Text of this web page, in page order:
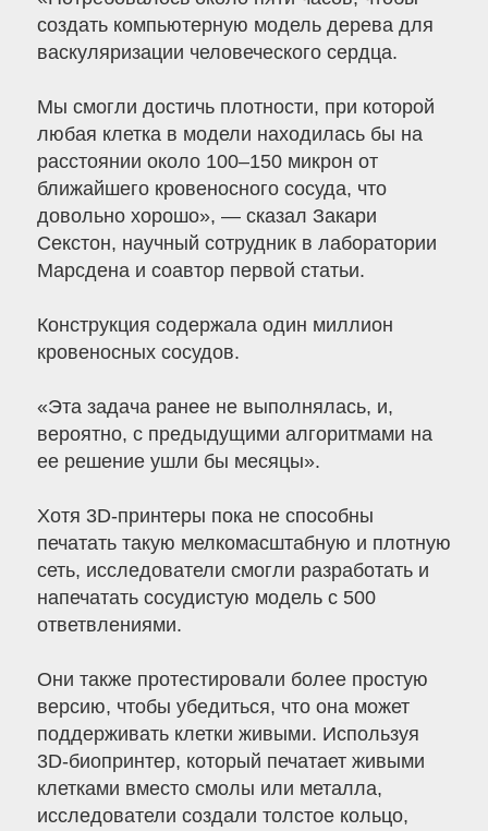
создать компьютерную модель дерева для
васкуляризации человеческого сердца.
Мы смогли достичь плотности, при которой
любая клетка в модели находилась бы на
расстоянии около 100–150 микрон от
ближайшего кровеносного сосуда, что
довольно хорошо», — сказал Закари
Секстон, научный сотрудник в лаборатории
Марсдена и соавтор первой статьи.
Конструкция содержала один миллион
кровеносных сосудов.
«Эта задача ранее не выполнялась, и,
вероятно, с предыдущими алгоритмами на
ее решение ушли бы месяцы».
Хотя 3D-принтеры пока не способны
печатать такую ​​мелкомасштабную и плотную
сеть, исследователи смогли разработать и
напечатать сосудистую модель с 500
ответвлениями.
Они также протестировали более простую
версию, чтобы убедиться, что она может
поддерживать клетки живыми. Используя
3D-биопринтер, который печатает живыми
клетками вместо смолы или металла,
исследователи создали толстое кольцо,